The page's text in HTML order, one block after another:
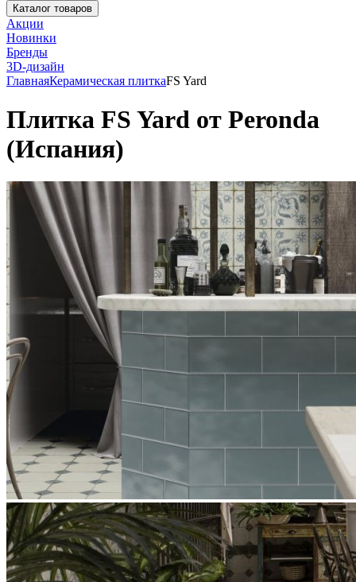
Каталог товаров
Акции
Новинки
Бренды
3D-дизайн
ГлавнаяКерамическая плиткаFS Yard
Плитка FS Yard от Peronda
(Испания)